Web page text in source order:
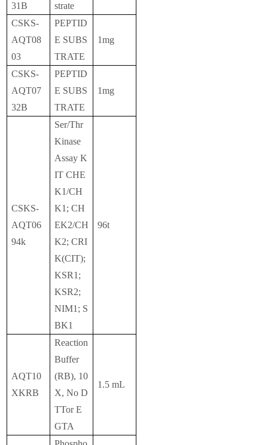
31B
strate
CSKS-
AQT08
03
PEPTID
E SUBS
TRATE
1mg
CSKS-
AQT07
32B
PEPTID
E SUBS
TRATE
1mg
CSKS-
AQT06
94k
Ser/Thr
Kinase
Assay K
IT CHE
K1/CH
K1; CH
EK2/CH
K2; CRI
K(CIT);
KSR1;
KSR2;
NIM1; S
BK1
96t
AQT10
XKRB
Reaction
Buffer
(RB), 10
X, No D
TTor E
GTA
1.5 mL